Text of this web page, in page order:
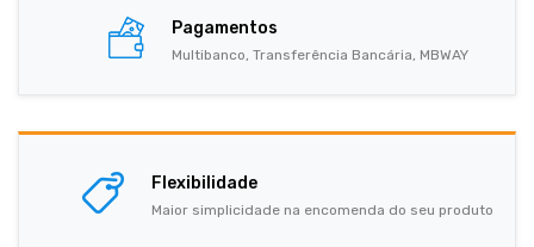
Pagamentos
Multibanco, Transferência Bancária, MBWAY
Flexibilidade
Maior simplicidade na encomenda do seu produto